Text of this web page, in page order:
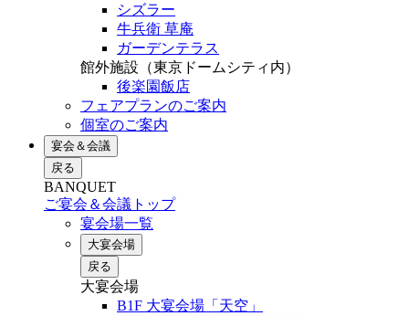
シズラー
牛兵衛 草庵
ガーデンテラス
館外施設（東京ドームシティ内）
後楽園飯店
フェアプランのご案内
個室のご案内
宴会＆会議
戻る
BANQUET
ご宴会＆会議トップ
宴会場一覧
大宴会場
戻る
大宴会場
B1F 大宴会場「天空」